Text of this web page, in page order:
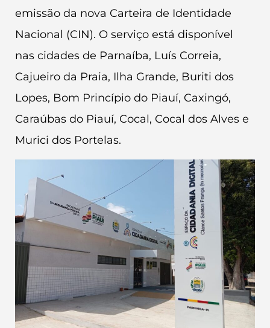
emissão da nova Carteira de Identidade
Nacional (CIN). O serviço está disponível
nas cidades de Parnaíba, Luís Correia,
Cajueiro da Praia, Ilha Grande, Buriti dos
Lopes, Bom Princípio do Piauí, Caxingó,
Caraúbas do Piauí, Cocal, Cocal dos Alves e
Murici dos Portelas.